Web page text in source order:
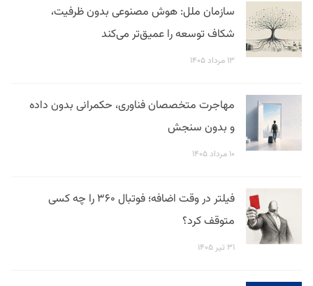
سازمان ملل: هوش مصنوعی بدون ظرفیت،
شکاف توسعه را عمیق‌تر می‌کند
۱۳ مرداد ۱۴۰۵
مهاجرت متخصصان فناوری، حکمرانی بدون داده
و بدون سنجش
۱۰ مرداد ۱۴۰۵
فیلتر در وقت اضافه؛ فوتبال ۳۶۰ را چه کسی
متوقف کرد؟
۳۱ تیر ۱۴۰۵